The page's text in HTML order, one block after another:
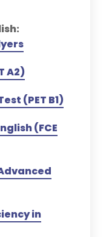
A2)
(PET B1)
(FCE
in